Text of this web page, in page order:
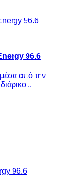
96.6
από την